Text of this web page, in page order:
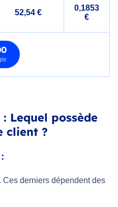
52,54 €
0,1853
€
Lequel possède
client ?
Ces derniers dépendent des